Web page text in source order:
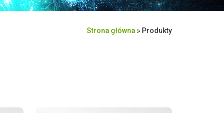
Strona główna » Produkty